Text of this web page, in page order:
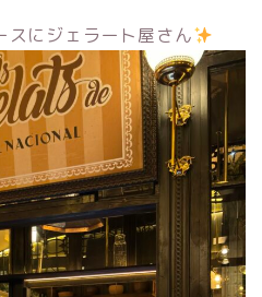
スにジェラート屋さん